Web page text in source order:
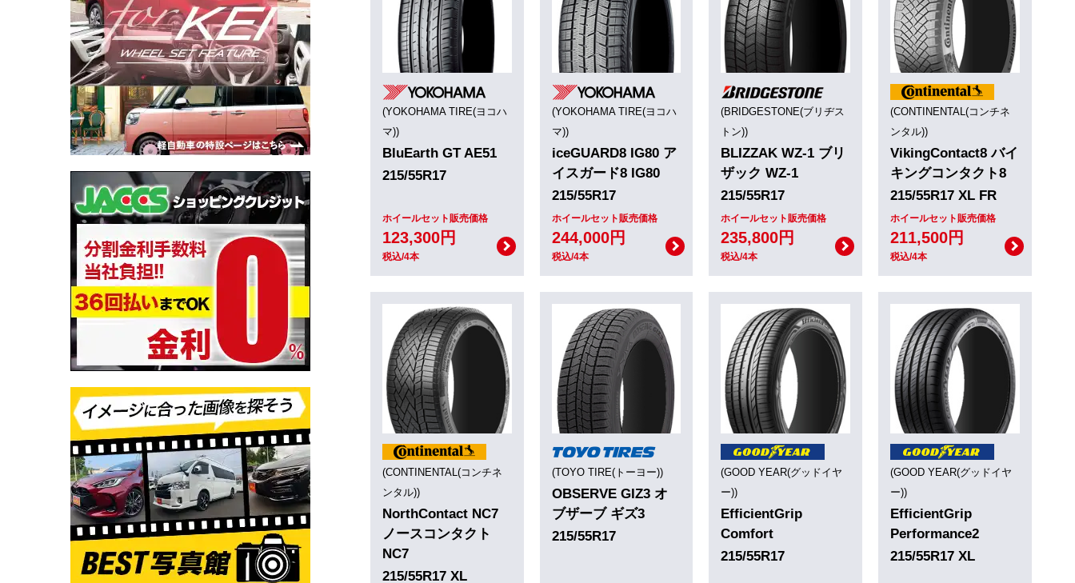
(YOKOHAMA TIRE(ヨコハ
マ))
BluEarth GT AE51
215/55R17
ホイールセット販売価格
123,300円
税込/4本
(YOKOHAMA TIRE(ヨコハ
マ))
iceGUARD8 IG80 ア
イスガード8 IG80
215/55R17
ホイールセット販売価格
244,000円
税込/4本
(BRIDGESTONE(ブリヂス
トン))
BLIZZAK WZ-1 ブリ
ザック WZ-1
215/55R17
ホイールセット販売価格
235,800円
税込/4本
(CONTINENTAL(コンチネ
ンタル))
VikingContact8 バイ
キングコンタクト8
215/55R17 XL FR
ホイールセット販売価格
211,500円
税込/4本
(CONTINENTAL(コンチネ
ンタル))
NorthContact NC7
ノースコンタクト
NC7
215/55R17 XL
(TOYO TIRE(トーヨー))
OBSERVE GIZ3 オ
ブザーブ ギズ3
215/55R17
(GOOD YEAR(グッドイヤ
ー))
EfficientGrip
Comfort
215/55R17
(GOOD YEAR(グッドイヤ
ー))
EfficientGrip
Performance2
215/55R17 XL